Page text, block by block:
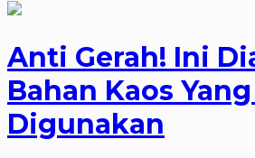
Anti Gerah! Ini
Bahan Kaos
Digunakan